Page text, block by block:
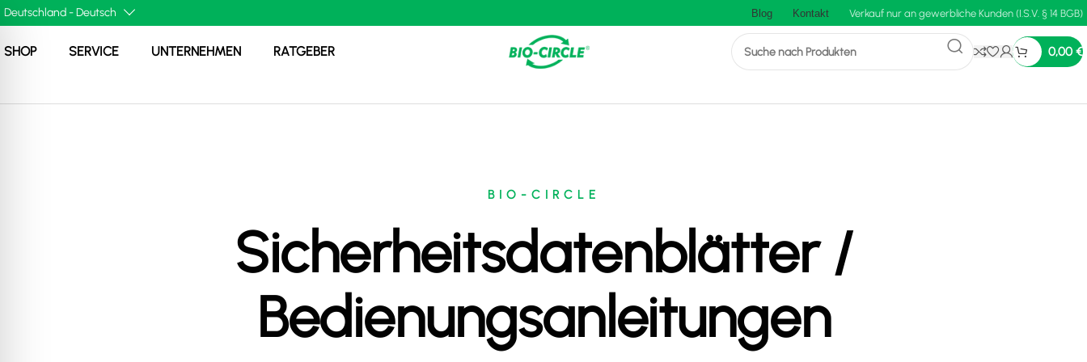
Blog Kontakt Verkauf nur an gewerbliche Kunden (I.S.V. § 14 BGB)
SHOP SERVICE UNTERNEHMEN RATGEBER 0,00 €
BIO-CIRCLE
Sicherheitsdatenblätter /
Bedienungsanleitungen